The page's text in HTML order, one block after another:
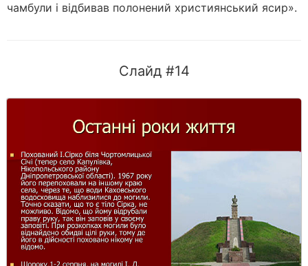
чамбули і відбивав полонений християнський ясир».
Слайд #14